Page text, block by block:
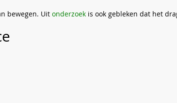
bewegen. Uit onderzoek is ook gebleken dat het